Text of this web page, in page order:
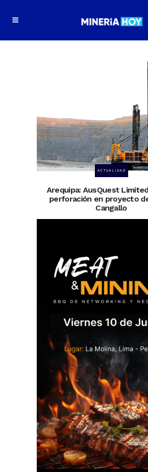
ACTUALIDAD
Arequipa: AusQuest
perforación en proyecto
Cangallo